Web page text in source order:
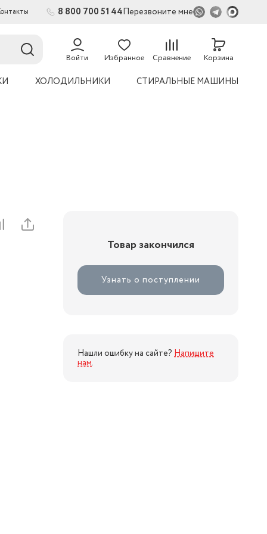
8 800 700 51 44Перезвоните мне
Войти Избранное Сравнение
54
Корзина
ХОЛОДИЛЬНИКИ СТИРАЛЬНЫЕ МАШИНЫ
Товар закончился
Узнать о поступлении
Нашли ошибку на сайте? Напишите
нам.